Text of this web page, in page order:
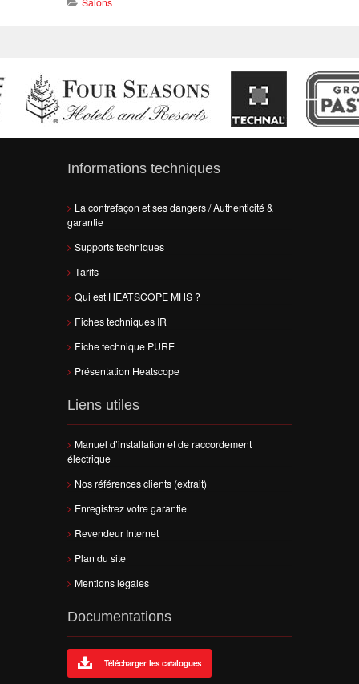
Informations techniques
La contrefaçon et ses dangers / Authenticité &
garantie
Supports techniques
Tarifs
Qui est HEATSCOPE MHS ?
Fiches techniques IR
Fiche technique PURE
Présentation Heatscope
Liens utiles
Manuel d’installation et de raccordement
électrique
Nos références clients (extrait)
Enregistrez votre garantie
Revendeur Internet
Plan du site
Mentions légales
Documentations
Télécharger les catalogues